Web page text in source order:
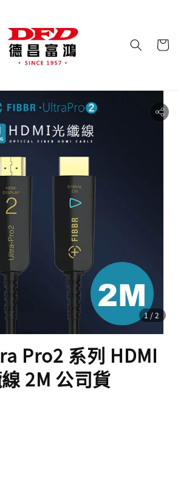
1 /2
Pro2 系列 HDMI
2M 公司貨